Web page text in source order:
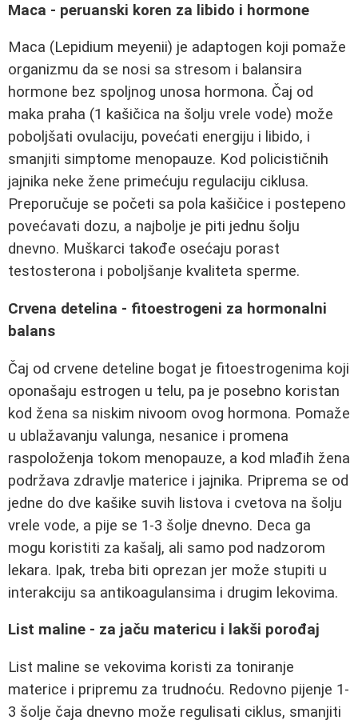
Maca - peruanski koren za libido i hormone
Maca (Lepidium meyenii) je adaptogen koji pomaže
organizmu da se nosi sa stresom i balansira
hormone bez spoljnog unosa hormona. Čaj od
maka praha (1 kašičica na šolju vrele vode) može
poboljšati ovulaciju, povećati energiju i libido, i
smanjiti simptome menopauze. Kod policističnih
jajnika neke žene primećuju regulaciju ciklusa.
Preporučuje se početi sa pola kašičice i postepeno
povećavati dozu, a najbolje je piti jednu šolju
dnevno. Muškarci takođe osećaju porast
testosterona i poboljšanje kvaliteta sperme.
Crvena detelina - fitoestrogeni za hormonalni
balans
Čaj od crvene deteline bogat je fitoestrogenima koji
oponašaju estrogen u telu, pa je posebno koristan
kod žena sa niskim nivoom ovog hormona. Pomaže
u ublažavanju valunga, nesanice i promena
raspoloženja tokom menopauze, a kod mlađih žena
podržava zdravlje materice i jajnika. Priprema se od
jedne do dve kašike suvih listova i cvetova na šolju
vrele vode, a pije se 1-3 šolje dnevno. Deca ga
mogu koristiti za kašalj, ali samo pod nadzorom
lekara. Ipak, treba biti oprezan jer može stupiti u
interakciju sa antikoagulansima i drugim lekovima.
List maline - za jaču matericu i lakši porođaj
List maline se vekovima koristi za toniranje
materice i pripremu za trudnoću. Redovno pijenje 1-
3 šolje čaja dnevno može regulisati ciklus, smanjiti